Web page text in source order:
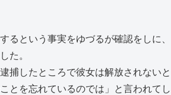
るという事実をゆづるが確認をしに、
た。
捕したところで彼女は解放されないと
とを忘れているのでは」と言われてし